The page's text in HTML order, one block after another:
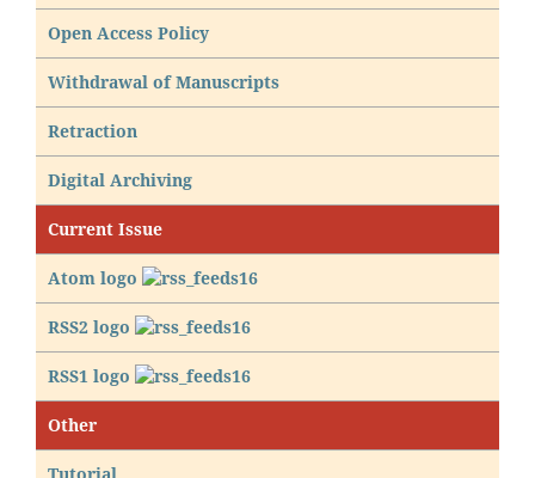
Open Access Policy
Withdrawal of Manuscripts
Retraction
Digital Archiving
Current Issue
Atom logo
RSS2 logo
RSS1 logo
Other